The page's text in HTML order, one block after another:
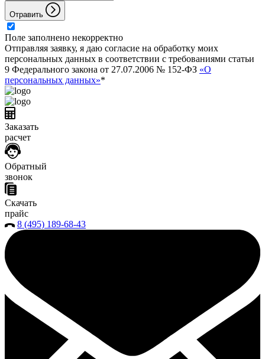
Отравить
Поле заполнено некорректно
Отправляя заявку, я даю согласие на обработку моих
персональных данных в соответствии с требованиями статьи
9 Федерального закона от 27.07.2006 № 152-ФЗ «О
персональных данных»*
Заказать
расчет
Обратный
звонок
Скачать
прайс
8 (495) 189-68-43